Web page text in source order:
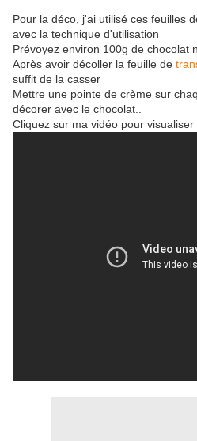
Pour la déco, j'ai utilisé ces feuilles
avec la technique d'utilisation
Prévoyez environ 100g de chocolat
Après avoir décoller la feuille de
suffit de la casser
Mettre une pointe de crème sur
décorer avec le chocolat..
Cliquez sur ma vidéo pour